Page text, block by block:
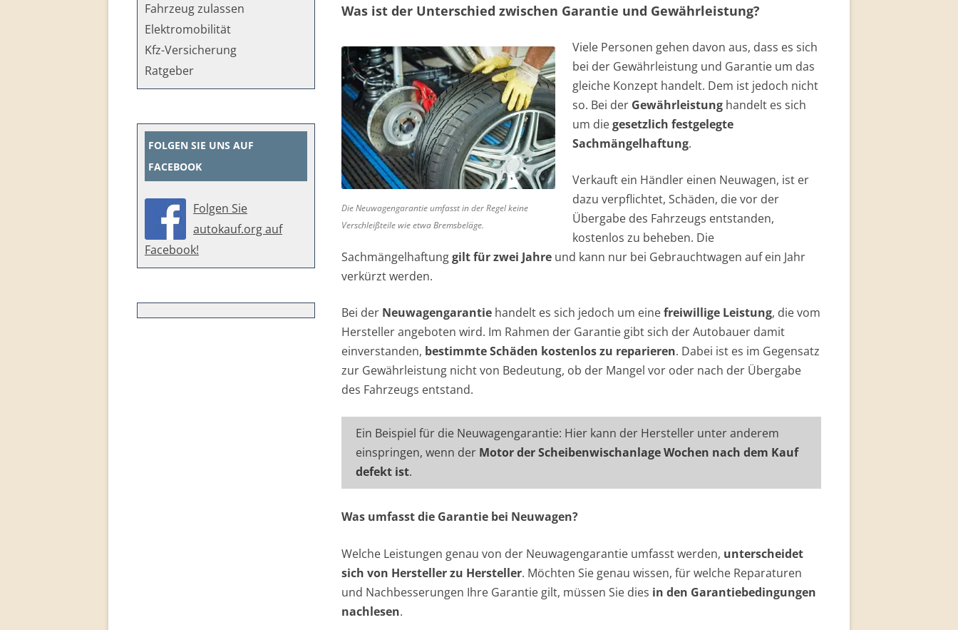
Was ist der Unterschied zwischen Garantie und Gewährleistung?
Die Neuwagengarantie umfasst in der Regel keine
Verschleißteile wie etwa Bremsbeläge.
Viele Personen gehen davon aus, dass es sich
bei der Gewährleistung und Garantie um das
gleiche Konzept handelt. Dem ist jedoch nicht
so. Bei der Gewährleistung handelt es sich
um diegesetzlich festgelegte
Sachmängelhaftung.
Verkauft ein Händler einen Neuwagen, ist er
dazu verpflichtet, Schäden, die vor der
Übergabe des Fahrzeugs entstanden,
kostenlos zu beheben. Die
Sachmängelhaftunggilt für zwei Jahre und kann nur bei Gebrauchtwagen auf ein Jahr
verkürzt werden.
Bei der Neuwagengarantie handelt es sich jedoch um einefreiwillige Leistung, die vom
Hersteller angeboten wird. Im Rahmen der Garantie gibt sich der Autobauer damit
einverstanden, bestimmte Schäden kostenlos zu reparieren. Dabei ist es im Gegensatz
zur Gewährleistung nicht von Bedeutung, ob der Mangel vor oder nach der Übergabe
des Fahrzeugs entstand.
Ein Beispiel für die Neuwagengarantie: Hier kann der Hersteller unter anderem
einspringen, wenn der Motor der Scheibenwischanlage Wochen nach dem Kauf
defekt ist.
Was umfasst die Garantie bei Neuwagen?
Welche Leistungen genau von der Neuwagengarantie umfasst werden, unterscheidet
sich von Hersteller zu Hersteller. Möchten Sie genau wissen, für welche Reparaturen
und Nachbesserungen Ihre Garantie gilt, müssen Sie dies in den Garantiebedingungen
nachlesen.
Fahrzeug zulassen
Elektromobilität
Kfz-Versicherung
Ratgeber
FOLGEN SIE UNS AUF
FACEBOOK
Folgen Sie
autokauf.org auf
Facebook!